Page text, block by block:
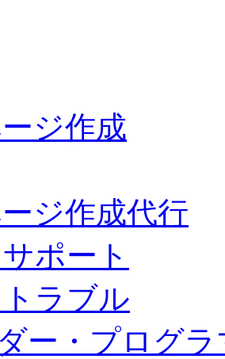
ジ作成
ジ作成代行
ポート
ラブル
ー・プログラ